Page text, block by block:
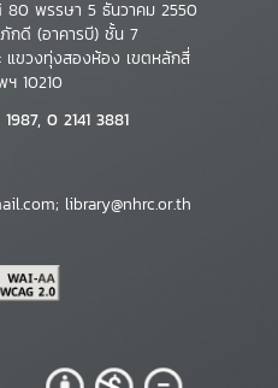
80 พรรษา 5 ธันวาคม 2550
กดี (อาคารบี) ชั้น 7
ขวงทุ่งสองห้อง เขตหลักสี่
ฯ 10210
0 2141 3881
library@nhrc.or.th